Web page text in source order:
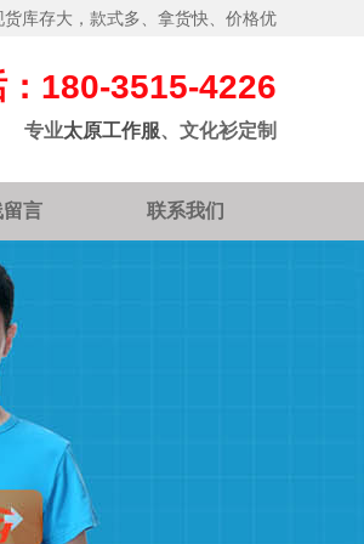
货库存大，款式多、拿货快、价格优
：180-3515-4226
专业太原工作服、文化衫定制
言 联系我们